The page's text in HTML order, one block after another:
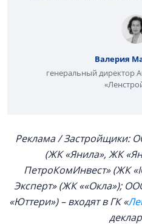
Валерия
генеральный директор
Реклама / Застройщики:
(ЖК «Янила», ЖК
ПетроКомИнвест» (ЖК
Эксперт» (ЖК ««Окла»);
«Юттери») – входят в ГК «